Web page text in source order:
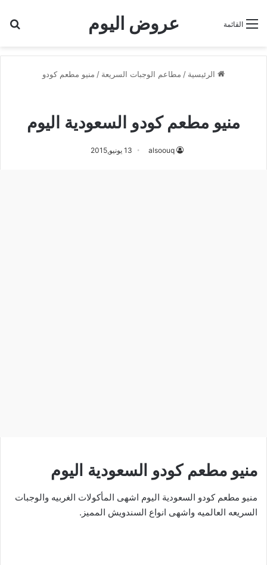
عروض اليوم القائمة
الرئيسية / مطاعم الوجبات السريعة / منيو مطعم كودو
منيو مطعم كودو السعودية اليوم
alsoouq 13 يونيو,2015
منيو مطعم كودو السعودية اليوم
منيو مطعم كودو السعودية اليوم اشهى المأكولات الغربيه والوجبات
السريعه العالميه واشهى انواع السندويش المميز.